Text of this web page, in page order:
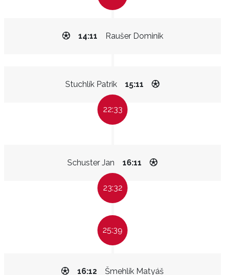
Raušer Dominik
14:11
Stuchlík Patrik 15:11
22:33
Schuster Jan 16:11
23:32
25:39
Šmehlík Matyáš
16:12